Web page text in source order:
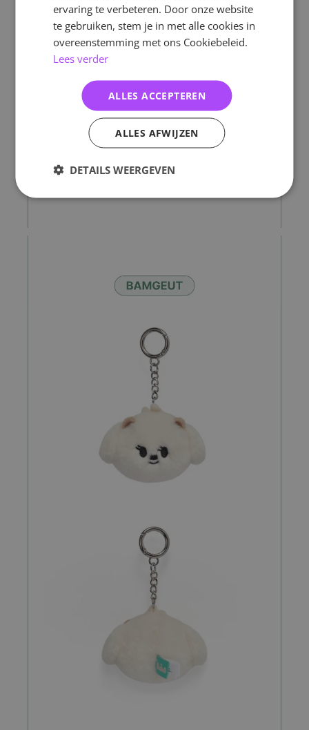
ervaring te verbeteren. Door onze website
te gebruiken, stem je in met alle cookies in
overeenstemming met ons Cookiebeleid.
Lees verder
ALLES ACCEPTEREN
ALLES AFWIJZEN
DETAILS WEERGEVEN